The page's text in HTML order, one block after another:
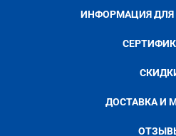
ИНФОРМАЦИЯ
ДОСТАВКА И